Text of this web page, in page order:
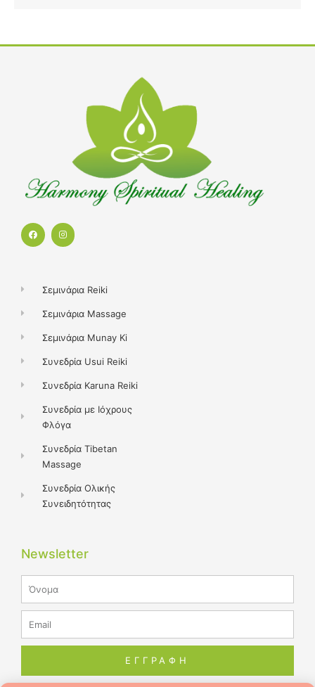
F
a
I
n
m
Σεμινάρια Reiki
Σεμινάρια Massage
Σεμινάρια Munay Ki
Συνεδρία Usui Reiki
Συνεδρία Karuna Reiki
Συνεδρία με Ιόχρους
Φλόγα
Συνεδρία Tibetan
Massage
Συνεδρία Ολικής
Συνειδητότητας
Newsletter
ΕΓΓΡΑΦΗ